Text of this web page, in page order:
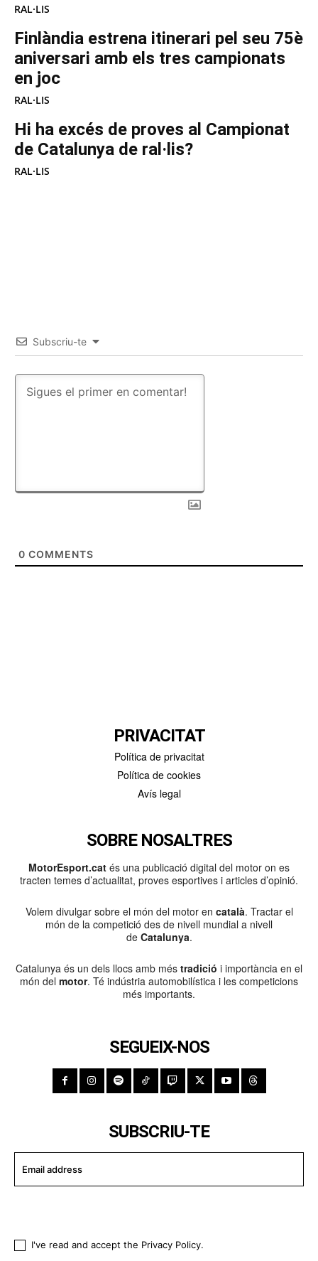
RAL·LIS
Finlàndia estrena itinerari pel seu 75è
aniversari amb els tres campionats
en joc
RAL·LIS
Hi ha excés de proves al Campionat
de Catalunya de ral·lis?
RAL·LIS
Subscriu-te
0 COMMENTS
PRIVACITAT
Política de privacitat
Política de cookies
Avís legal
SOBRE NOSALTRES
MotorEsport.cat és una publicació digital del motor on es
tracten temes d’actualitat, proves esportives i articles d’opinió.
Volem divulgar sobre el món del motor en català. Tractar el
món de la competició des de nivell mundial a nivell
de Catalunya.
Catalunya és un dels llocs amb més tradició i importància en el
món del motor. Té indústria automobilística i les competicions
més importants.
SEGUEIX-NOS
SUBSCRIU-TE
I've read and accept the Privacy Policy.